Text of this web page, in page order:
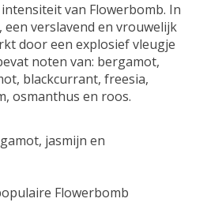
van Flowerbomb. In
verslavend en vrouwelijk
door een explosief vleugje
noten van: bergamot,
blackcurrant, freesia,
osmanthus en roos.
jasmijn en
Flowerbomb